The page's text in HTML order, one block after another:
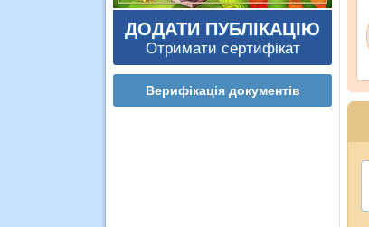
ДОДАТИ ПУБЛІКАЦІЮ
Отримати сертифікат
Верифікація документів